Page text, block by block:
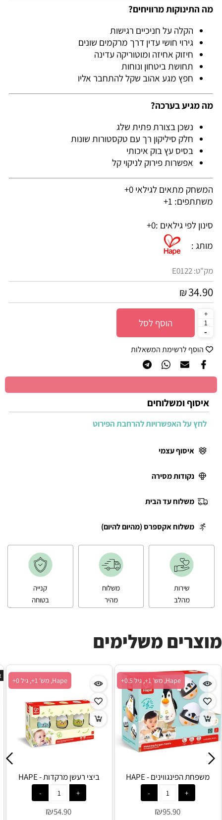
מה התינוקות מרוויחים?
הקלה על חניכיים רגישות
גירוי חושי עדין דרך מרקמים שונים
חיזוק אחיזה ומוטוריקה עדינה
תחושת ביטחון ונוחות
חפץ מגע אהוב שקל להתחבר אליו
מה מגיע בערכה?
נשכן בצורת פתית שלג
חלק סיליקון רך עם טקסטורות שונות
בסיס עץ בוק איכותי
אפשרות פירוק לניקוי קל
המשחק מתאים לגילאי 0+
משתתפים: 1+
סינון לפי גילאים :0+
מותג :
מק"ט:E0122
₪34.90
הוסף לסל
הוסף לרשימת המשאלות
איסוף ומשלוחים
לחץ על האפשרויות להרחבת הפירוט
איסוף עצמי
נקודות מסירה
משלוח עד הבית
משלוח אקספרס (מהיום להיום)
שירות
מהלב
משלוח
מהיר
קנייה
בטוחה
מוצרים משלימים
Hape, מש' 1+, גיל 0+
ביצי רעשן מרקדות - HAPE
₪54.90
Hape, מש' 1+, גיל 0.5+
משפחת הפינגווינים - HAPE
₪95.90